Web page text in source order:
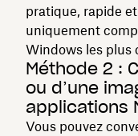
pratique, rapide
uniquement
Windows les plus
Méthode 2 :
ou d’une
applications
Vous pouvez